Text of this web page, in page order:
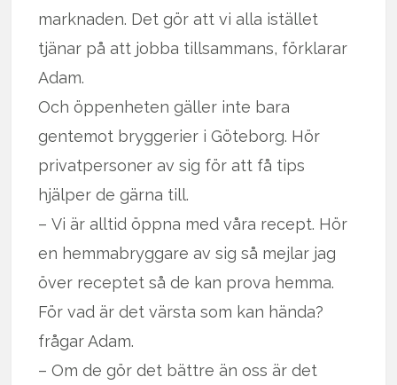
marknaden. Det gör att vi alla istället
tjänar på att jobba tillsammans, förklarar
Adam.
Och öppenheten gäller inte bara
gentemot bryggerier i Göteborg. Hör
privatpersoner av sig för att få tips
hjälper de gärna till.
– Vi är alltid öppna med våra recept. Hör
en hemmabryggare av sig så mejlar jag
över receptet så de kan prova hemma.
För vad är det värsta som kan hända?
frågar Adam.
– Om de gör det bättre än oss är det